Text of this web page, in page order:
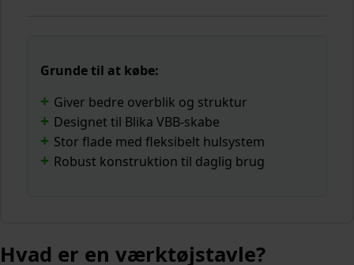
Grunde til at købe:
Giver bedre overblik og struktur
Designet til Blika VBB-skabe
Stor flade med fleksibelt hulsystem
Robust konstruktion til daglig brug
Hvad er en værktøjstavle?